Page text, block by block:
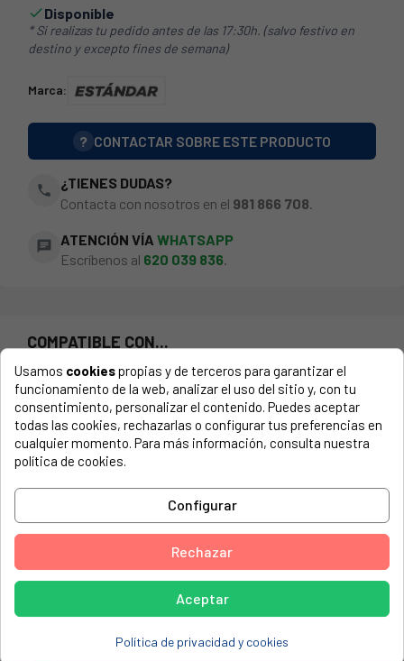
Disponible
* Si realizas tu pedido antes de las 17:30h. (salvo festivo en
destino y excepto fines de semana)
Marca:
? CONTACTAR SOBRE ESTE PRODUCTO
phone
¿TIENES DUDAS?
Contacta con nosotros en el 981 866 708
chat ATENCIÓN VÍA WHATSAPP
Escríbenos al 620 039 836.
COMPATIBLE CON...
El número de modelo lo encontrarás en la etiqueta de tu
electrodoméstico. Suele estar formado por números y
letras.
Acoplamiento para 2 tubos salida agua 3/4.
BOSCH, WAE20060EP-01
Usamos cookiespropias y de terceros para garantizar el
funcionamiento de la web, analizar el uso del sitio y, con tu
consentimiento, personalizar el contenido. Puedes aceptar
todas las cookies, rechazarlas o configurar tus preferencias en
cualquier momento. Para más información, consulta nuestra
política de cookies.
Configurar
Rechazar
Aceptar
Política de privacidad y cookies